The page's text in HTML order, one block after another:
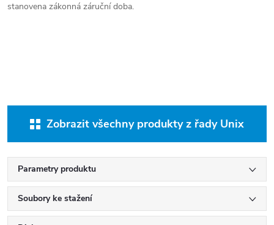
stanovena zákonná záruční doba.
Zobrazit všechny produkty z řady Unix
Parametry produktu
Soubory ke stažení